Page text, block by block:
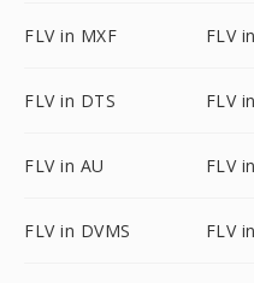
FLV in MXF FLV
FLV in DTS FLV
FLV in AU FLV
FLV in DVMS FLV